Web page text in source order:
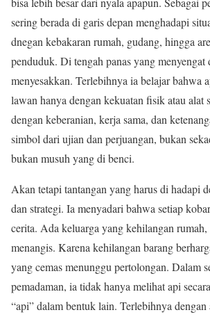
sering berada di garis depan menghadapi
dnegan kebakaran rumah, gudang, hingga
penduduk. Di tengah panas yang menyengat
menyesakkan. Terlebihnya ia belajar bahwa
lawan hanya dengan kekuatan fisik atau alat
dengan keberanian, kerja sama, dan
simbol dari ujian dan perjuangan, bukan
bukan musuh yang di benci.
Akan tetapi tantangan yang harus di hadapi
dan strategi. Ia menyadari bahwa setiap
cerita. Ada keluarga yang kehilangan rumah,
menangis. Karena kehilangan barang
yang cemas menunggu pertolongan. Dalam
pemadaman, ia tidak hanya melihat api
“api” dalam bentuk lain. Terlebihnya